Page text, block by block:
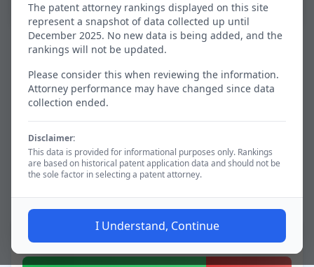
The patent attorney rankings displayed on this site
represent a snapshot of data collected up until
December 2025. No new data is being added, and the
rankings will not be updated.
Please consider this when reviewing the information.
Attorney performance may have changed since data
collection ended.
Disclaimer:
This data is provided for informational purposes only. Rankings
are based on historical patent application data and should not be
the sole factor in selecting a patent attorney.
I Understand, Continue
Granted / 特許査定
41
68.3% of total
19
Avg. Time / 平均期間
1188d
~3.3 yrs
60
Applications
Patent Status